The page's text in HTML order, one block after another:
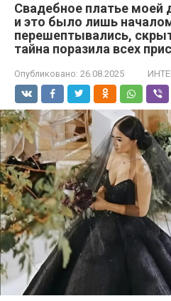
Свадебное платье
и это было лишь
перешептывались,
тайна поразила всех
Опубликовано: 26.08.2025